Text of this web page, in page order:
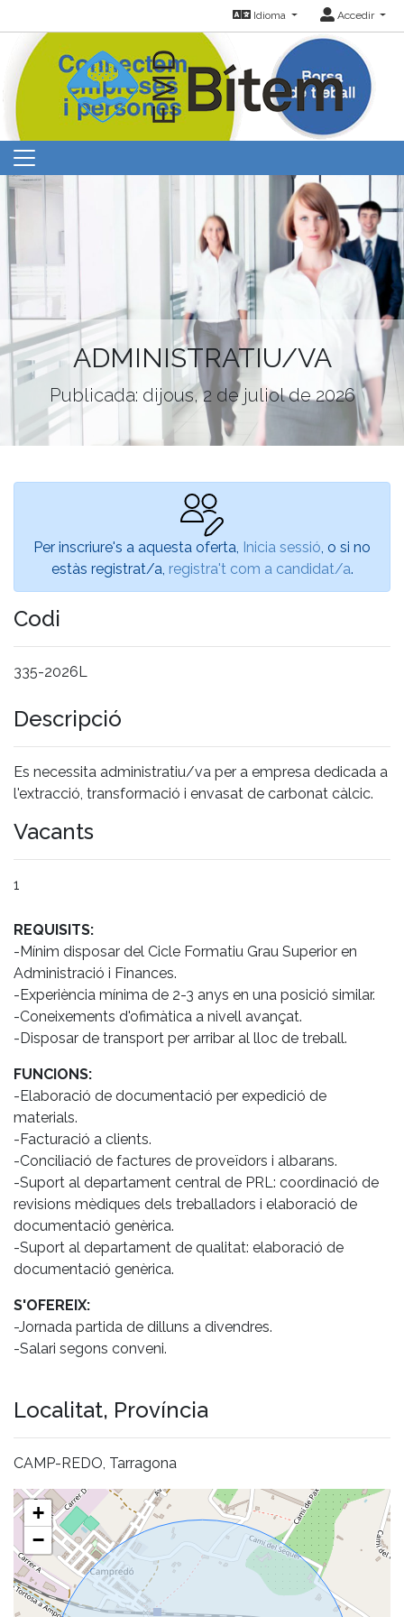
Idioma Accedir
ADMINISTRATIU/VA
Publicada: dijous, 2 de juliol de 2026
Per inscriure's a aquesta oferta, Inicia sessió , o si no
estàs registrat/a, registra't com a candidat/a.
Codi
335-2026L
Descripció
Es necessita administratiu/va per a empresa dedicada a
l'extracció, transformació i envasat de carbonat càlcic.
Vacants
1
REQUISITS:
-Mínim disposar del Cicle Formatiu Grau Superior en
Administració i Finances.
-Experiència mínima de 2-3 anys en una posició similar.
-Coneixements d'ofimàtica a nivell avançat.
-Disposar de transport per arribar al lloc de treball.
FUNCIONS:
-Elaboració de documentació per expedició de
materials.
-Facturació a clients.
-Conciliació de factures de proveïdors i albarans.
-Suport al departament central de PRL: coordinació de
revisions mèdiques dels treballadors i elaboració de
documentació genèrica.
-Suport al departament de qualitat: elaboració de
documentació genèrica.
S'OFEREIX:
-Jornada partida de dilluns a divendres.
-Salari segons conveni.
Localitat, Província
CAMP-REDO, Tarragona
+
−